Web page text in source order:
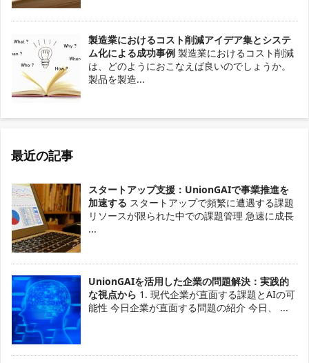
製造業におけるコスト削減アイデア集とシステ
ム化による成功事例 製造業におけるコスト削減
は、どのようにおこなえば良いのでしょうか。
製品を製造...
最近の記事
スタートアップ支援：UnionGAIで事業推進を
加速する スタートアップで頻繁に遭遇する課題
リソースが限られた中での課題管理 急速に成長
...
UnionGAIを活用した企業の問題解決：実践的
な視点から 1. 現代企業が直面する課題とAIの可
能性 今日企業が直面する問題の紹介 今日、 ...